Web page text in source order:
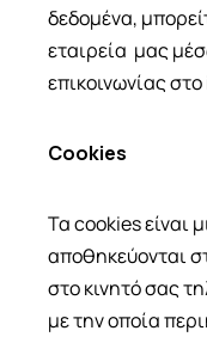
δεδομένα,
εταιρεία μας
επικοινωνίας στο
Cookies
Τα cookies είναι
αποθηκεύονται
στο κινητό σας
με την οποία